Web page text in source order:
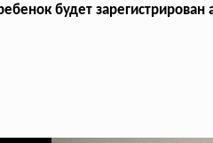
будет зарегистрирован